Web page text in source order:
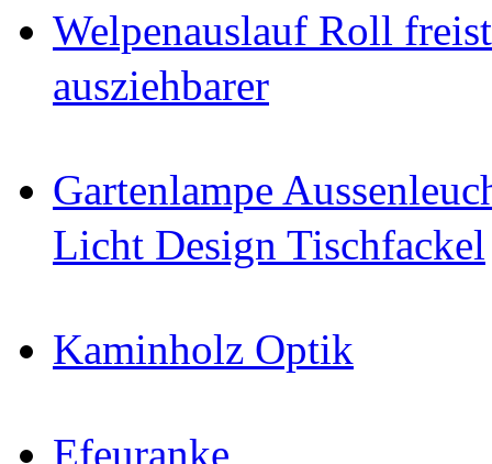
Welpenauslauf Roll
ausziehbarer
Gartenlampe
Licht Design Tischfackel
Kaminholz Optik
Efeuranke